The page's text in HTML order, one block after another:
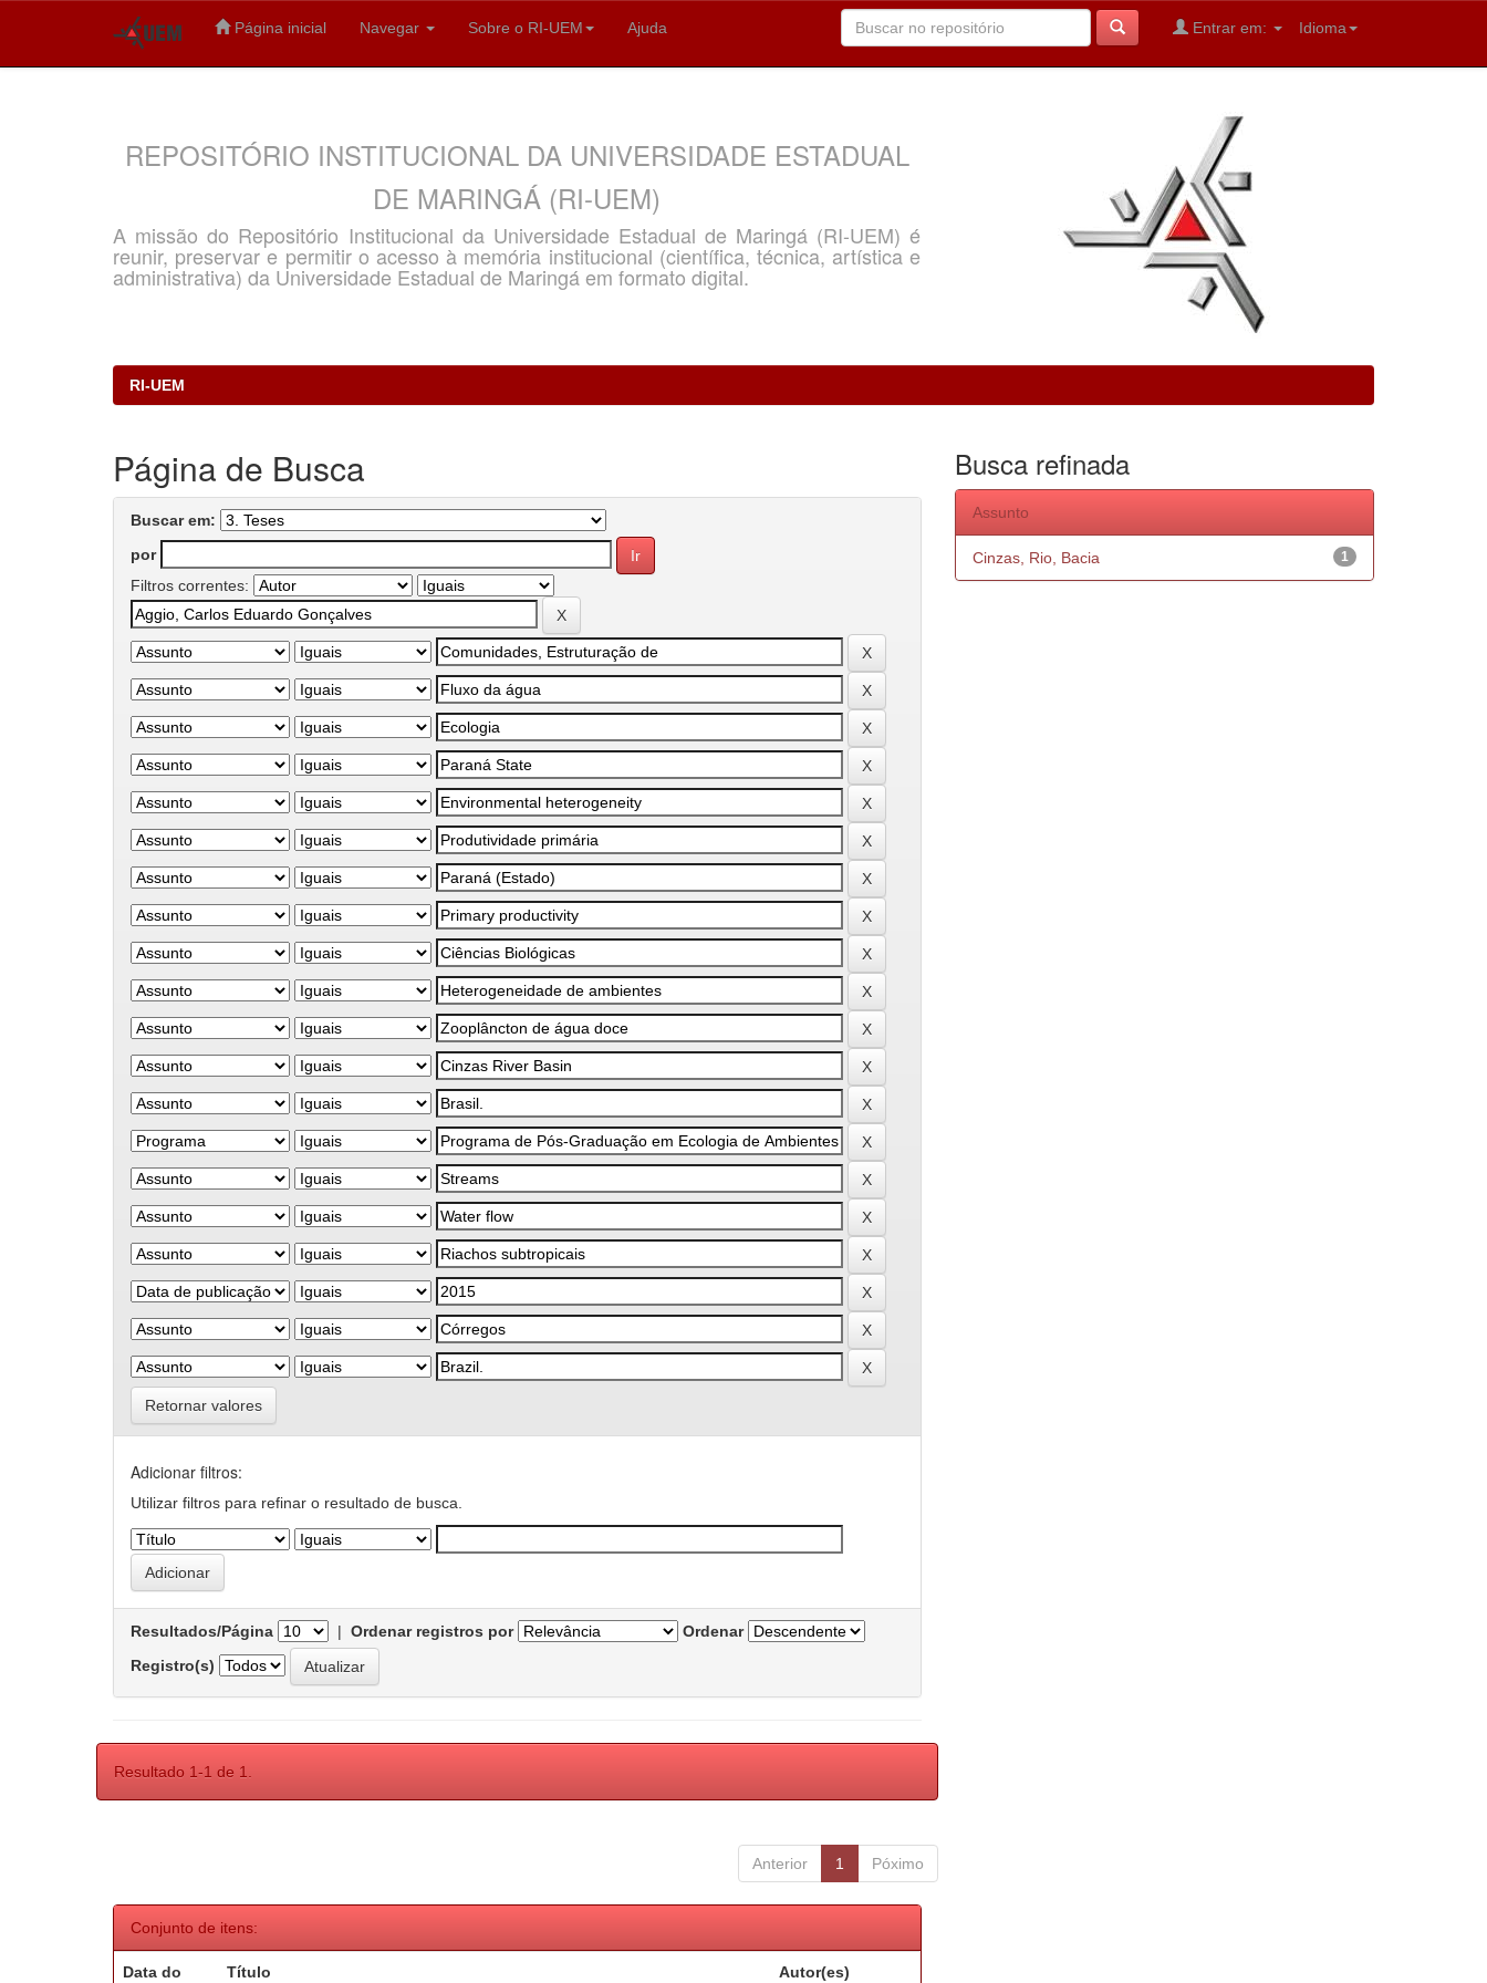
Página inicial Navegar Sobre o RI-UEM Ajuda Idioma
Entrar em:
REPOSITÓRIO INSTITUCIONAL DA UNIVERSIDADE ESTADUAL
DE MARINGÁ (RI-UEM)
A missão do Repositório Institucional da Universidade Estadual de Maringá (RI-UEM) é
reunir, preservar e permitir o acesso à memória institucional (científica, técnica, artística e
administrativa) da Universidade Estadual de Maringá em formato digital.
RI-UEM
Página de Busca
Buscar em:
por
Filtros correntes:
Retornar valores
Adicionar filtros:
Utilizar filtros para refinar o resultado de busca.
Resultados/Página | Ordenar registros por
Ordenar
Registro(s)
Resultado 1-1 de 1.
Anterior 1 Póximo
Conjunto de itens:
Data do Título Autor(es)
Busca refinada
Assunto
1
Cinzas, Rio, Bacia